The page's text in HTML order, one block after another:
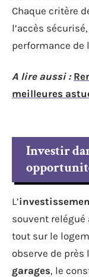
Chaque critère
l’accès
performance de
A lire aussi :
meilleures
Investir
L’
souvent
tout sur le
observe de près
garages, le